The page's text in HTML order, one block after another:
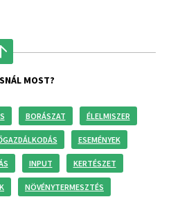
MOST?
BORÁSZAT ÉLELMISZER
ESEMÉNYEK
INPUT KERTÉSZET
NÖVÉNYTERMESZTÉS